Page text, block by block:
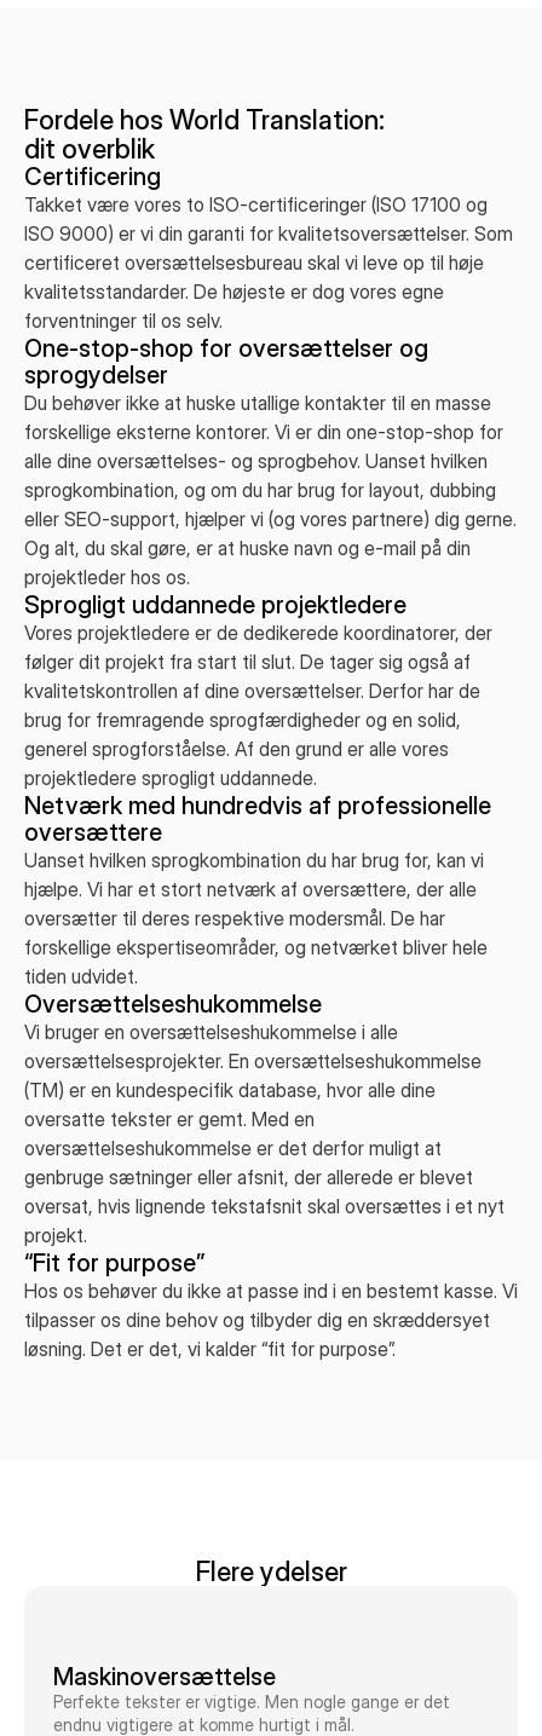
Fordele hos World Translation:
dit overblik
Certificering
Takket være vores to ISO-certificeringer (ISO 17100 og
ISO 9000) er vi din garanti for kvalitetsoversættelser. Som
certificeret oversættelsesbureau skal vi leve op til høje
kvalitetsstandarder. De højeste er dog vores egne
forventninger til os selv.
One-stop-shop for oversættelser og
sprogydelser
Du behøver ikke at huske utallige kontakter til en masse
forskellige eksterne kontorer. Vi er din one-stop-shop for
alle dine oversættelses- og sprogbehov. Uanset hvilken
sprogkombination, og om du har brug for layout, dubbing
eller SEO-support, hjælper vi (og vores partnere) dig gerne.
Og alt, du skal gøre, er at huske navn og e-mail på din
projektleder hos os.
Sprogligt uddannede projektledere
Vores projektledere er de dedikerede koordinatorer, der
følger dit projekt fra start til slut. De tager sig også af
kvalitetskontrollen af dine oversættelser. Derfor har de
brug for fremragende sprogfærdigheder og en solid,
generel sprogforståelse. Af den grund er alle vores
projektledere sprogligt uddannede.
Netværk med hundredvis af professionelle
oversættere
Uanset hvilken sprogkombination du har brug for, kan vi
hjælpe. Vi har et stort netværk af oversættere, der alle
oversætter til deres respektive modersmål. De har
forskellige ekspertiseområder, og netværket bliver hele
tiden udvidet.
Oversættelseshukommelse
Vi bruger en oversættelseshukommelse i alle
oversættelsesprojekter. En oversættelseshukommelse
(TM) er en kundespecifik database, hvor alle dine
oversatte tekster er gemt. Med en
oversættelseshukommelse er det derfor muligt at
genbruge sætninger eller afsnit, der allerede er blevet
oversat, hvis lignende tekstafsnit skal oversættes i et nyt
projekt.
“Fit for purpose”
Hos os behøver du ikke at passe ind i en bestemt kasse. Vi
tilpasser os dine behov og tilbyder dig en skræddersyet
løsning. Det er det, vi kalder “fit for purpose”.
Flere ydelser
Maskinoversættelse
Perfekte tekster er vigtige. Men nogle gange er det
endnu vigtigere at komme hurtigt i mål.